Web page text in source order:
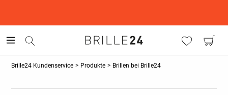
Brille24 Kundenservice > Produkte > Brillen bei Brille24